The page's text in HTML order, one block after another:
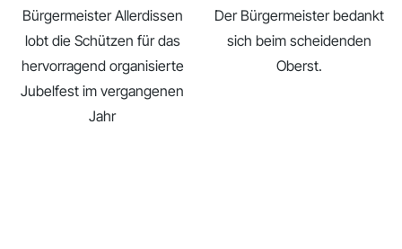
Bürgermeister Allerdissen
lobt die Schützen für das
hervorragend organisierte
Jubelfest im vergangenen
Jahr
Der Bürgermeister bedankt
sich beim scheidenden
Oberst.